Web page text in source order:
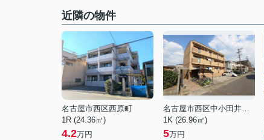
近隣の物件
名古屋市西区西原町
1R (24.36㎡)
4.2万円
名古屋市西区中小田井３丁目
1K (26.96㎡)
5万円